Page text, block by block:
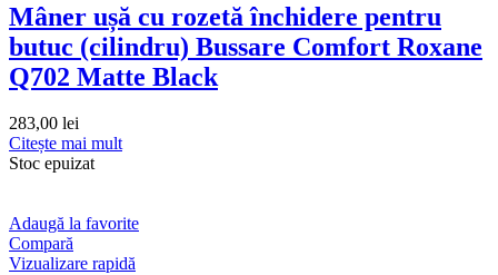
Mâner ușă cu rozetă închidere pentru
butuc (cilindru) Bussare Comfort Roxane
Q702 Matte Black
283,00 lei
Citește mai mult
Stoc epuizat
Adaugă la favorite
Compară
Vizualizare rapidă